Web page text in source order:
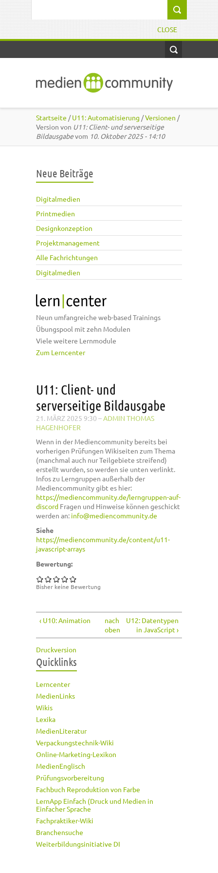
CLOSE
Startseite /U11: Automatisierung /Versionen /
Version von U11: Client- und serverseitige
Bildausgabevom 10. Oktober 2025 - 14:10
Neue Beiträge
Digitalmedien
Printmedien
Designkonzeption
Projektmanagement
Alle Fachrichtungen
Digitalmedien
Neun umfangreiche web-based Trainings
Übungspool mit zehn Modulen
Viele weitere Lernmodule
Zum Lerncenter
U11: Client- und
serverseitige Bildausgabe
21. MÄRZ 2025 9:30 –ADMIN THOMAS
HAGENHOFER
Wenn in der Mediencommunity bereits bei
vorherigen Prüfungen Wikiseiten zum Thema
(manchmal auch nur Teilgebiete streifend)
erstellt wurden, so werden sie unten verlinkt.
Infos zu Lerngruppen außerhalb der
Mediencommunity gibt es hier:
https://mediencommunity.de/lerngruppen-auf-
discord Fragen und Hinweise können geschickt
werden an: info@mediencommunity.de
Siehe
https://mediencommunity.de/content/u11-
javascript-arrays
Bewertung:
Bisher keine Bewertung
‹ U10: Animation
nach
oben
U12: Datentypen
in JavaScript ›
Druckversion
Quicklinks
Lerncenter
MedienLinks
Wikis
Lexika
MedienLiteratur
Verpackungstechnik-Wiki
Online-Marketing-Lexikon
MedienEnglisch
Prüfungsvorbereitung
Fachbuch Reproduktion von Farbe
LernApp Einfach (Druck und Medien in
Einfacher Sprache
Fachpraktiker-Wiki
Branchensuche
Weiterbildungsinitiative DI